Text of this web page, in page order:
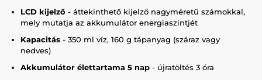
LCD kijelző - áttekinthető kijelző nagyméretű számokkal,
mely mutatja az akkumulátor energiaszintjét
Kapacitás - 350 ml víz, 160 g tápanyag (száraz vagy
nedves)
Akkumulátor élettartama 5 nap - újratöltés 3 óra